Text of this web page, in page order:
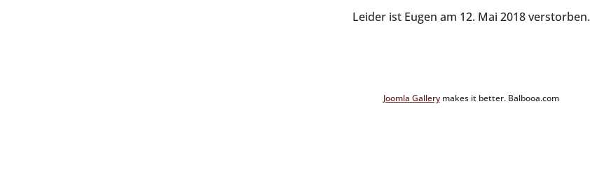
Leider ist Eugen am 12. Mai 2018 verstorben.
Joomla Gallerymakes it better. Balbooa.com